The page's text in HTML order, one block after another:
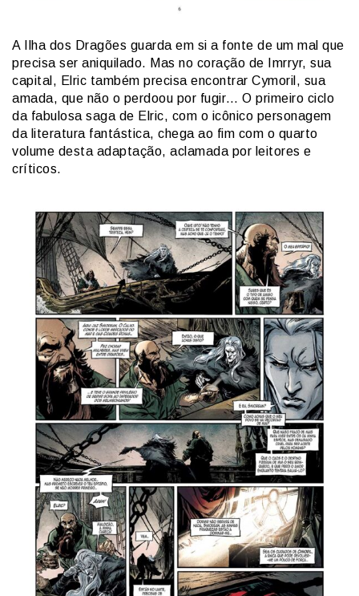
A Ilha dos Dragões guarda em si a fonte de um mal que
precisa ser aniquilado. Mas no coração de Imrryr, sua
capital, Elric também precisa encontrar Cymoril, sua
amada, que não o perdoou por fugir… O primeiro ciclo
da fabulosa saga de Elric, com o icônico personagem
da literatura fantástica, chega ao fim com o quarto
volume desta adaptação, aclamada por leitores e
críticos.